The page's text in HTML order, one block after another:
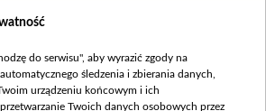
Dostępność
zgłoszeń wewnętrznych
do serwisu", aby wyrazić zgody na
śledzenia i zbierania danych,
urządzeniu końcowym i ich
Twoich danych osobowych przez